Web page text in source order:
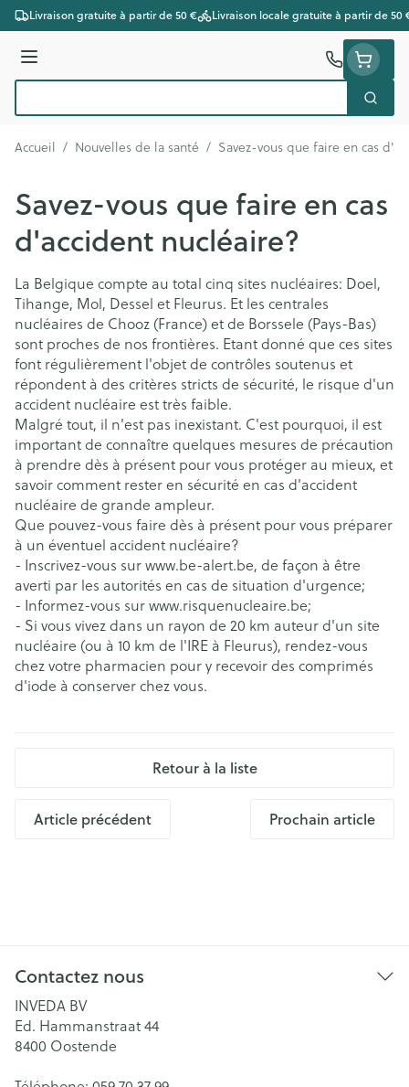
Aller au contenu
Livraison gratuite à partir de 50 € Livraison locale gratuite à partir de 50
Menu
Accueil / Nouvelles de la santé / Savez-vous que faire en cas
Savez-vous que faire en cas
d'accident nucléaire?
La Belgique compte au total cinq sites nucléaires: Doel,
Tihange, Mol, Dessel et Fleurus. Et les centrales
nucléaires de Chooz (France) et de Borssele (Pays-Bas)
sont proches de nos frontières. Etant donné que ces sites
font régulièrement l'objet de contrôles soutenus et
répondent à des critères stricts de sécurité, le risque d'un
accident nucléaire est très faible.
Malgré tout, il n'est pas inexistant. C'est pourquoi, il est
important de connaître quelques mesures de précaution
à prendre dès à présent pour vous protéger au mieux, et
savoir comment rester en sécurité en cas d'accident
nucléaire de grande ampleur.
Que pouvez-vous faire dès à présent pour vous préparer
à un éventuel accident nucléaire?
- Inscrivez-vous sur www.be-alert.be, de façon à être
averti par les autorités en cas de situation d'urgence;
- Informez-vous sur www.risquenucleaire.be;
- Si vous vivez dans un rayon de 20 km auteur d'un site
nucléaire (ou à 10 km de l'IRE à Fleurus), rendez-vous
chez votre pharmacien pour y recevoir des comprimés
d'iode à conserver chez vous.
Retour à la liste
Article précédent Prochain article
Contactez nous
INVEDA BV
Ed. Hammanstraat 44
8400 Oostende